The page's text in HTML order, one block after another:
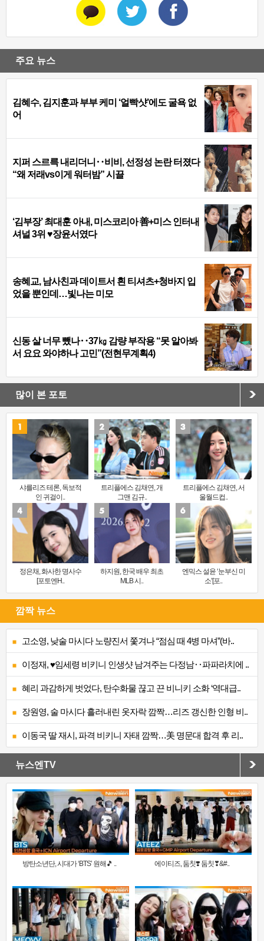
주요 뉴스
김혜수, 김지훈과 부부 케미 ‘얼빡샷’에도 굴욕 없
어
지퍼 스르륵 내리더니‥비비, 선정성 논란 터졌다
“왜 저래vs이게 워터밤” 시끌
‘김부장’ 최대훈 아내, 미스코리아 善+미스 인터내
셔널 3위 ♥장윤서였다
송혜교, 남사친과 데이트서 흰 티셔츠+청바지 입
었을 뿐인데…빛나는 미모
신동 살 너무 뺐나‥37㎏ 감량 부작용 “못 알아봐
서 요요 와야하나 고민”(전현무계획4)
많이 본 포토
샤를리즈 테론, 독보적
인 귀걸이..
트리플에스 김채연, 개
그맨 김규..
트리플에스 김채연, 서
울월드컵..
정은채, 화사한 명사수
[포토엔H..
하지원, 한국 배우 최초
MLB 시..
엔믹스 설윤 ‘눈부신 미
소’[포..
깜짝 뉴스
고소영, 낮술 마시다 노량진서 쫓겨나 “점심 때 4병 마셔”(바..
이정재, ♥임세령 비키니 인생샷 남겨주는 다정남‥파파라치에 ..
혜리 과감하게 벗었다, 탄수화물 끊고 끈 비니키 소화 ‘역대급..
장원영, 술 마시다 흘러내린 옷자락 깜짝…리즈 갱신한 인형 비..
이동국 딸 재시, 파격 비키니 자태 깜짝…美 명문대 합격 후 리..
뉴스엔TV
방탄소년단, 시대가 ‘BTS’ 원해🎵 .. 에이티즈, 둠칫❣️ 둠칫❣&#..